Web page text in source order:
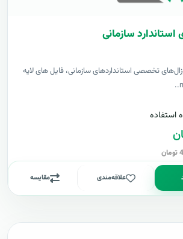
سازمانی
تخصصی استانداردهای سازمانی، فایل های لایه
استفاده
علاقه‌مندی مقایسه